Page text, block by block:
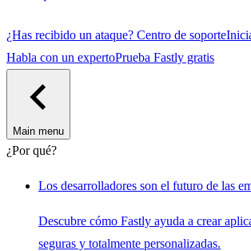
¿Has recibido un ataque? Centro de soporte
Habla con un expertoPrueba Fastly gratis
Main menu
¿Por qué?
Los desarrolladores son el futuro de las
Descubre cómo Fastly ayuda a crear
seguras y totalmente personalizadas.